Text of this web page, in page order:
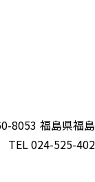
8053 福島県福島
TEL 024-525-402